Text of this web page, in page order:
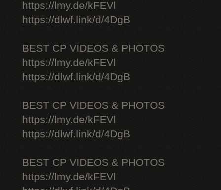
https://lmy.de/kFEVl
https://dlwf.link/d/4DgB
BEST CP VIDEOS & PHOTOS
https://lmy.de/kFEVl
https://dlwf.link/d/4DgB
BEST CP VIDEOS & PHOTOS
https://lmy.de/kFEVl
https://dlwf.link/d/4DgB
BEST CP VIDEOS & PHOTOS
https://lmy.de/kFEVl